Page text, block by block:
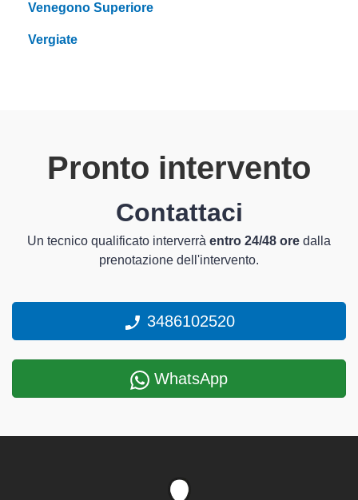
Venegono Superiore
Vergiate
Pronto intervento
Contattaci
Un tecnico qualificato interverrà entro 24/48 ore dalla
prenotazione dell'intervento.
3486102520
WhatsApp